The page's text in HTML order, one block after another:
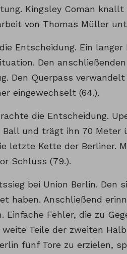
Kingsley Coman
von Thomas Müller
Entscheidung. Ein
Den
Den Querpass verwandelt
eingewechselt (64.).
die Entscheidung.
und trägt ihn 70 Meter
letzte Kette der Berliner.
Schluss (79.).
bei Union Berlin. Den
haben. Anschließend
Einfache Fehler, die zu
Teile der zweiten
fünf Tore zu erzielen,